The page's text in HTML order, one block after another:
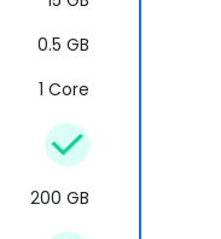
0.5 GB
1 Core
200 GB